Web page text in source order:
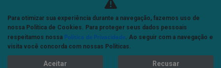
Financiamentos
Seguros
MERCADO LIVRE
Para otimizar sua experiência durante a navegação, fazemos uso de
nossa Política de Cookies. Para proteger seus dados pessoais
respeitamos nossa Política de Privacidade. Ao seguir com a navegação e
visita você concorda com nossas Políticas.
Aceitar Recusar